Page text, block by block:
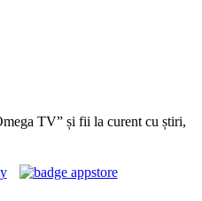
TV” și fii la curent cu știri,